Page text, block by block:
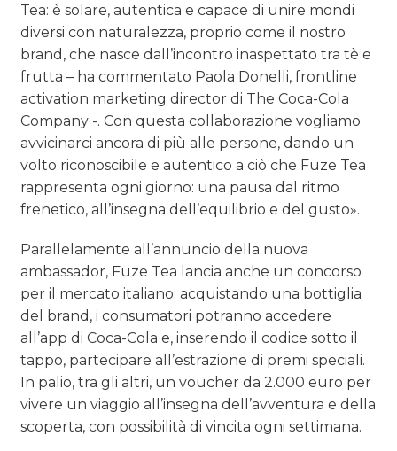
Tea: è solare, autentica e capace di unire mondi
diversi con naturalezza, proprio come il nostro
brand, che nasce dall’incontro inaspettato tra tè e
frutta – ha commentato Paola Donelli, frontline
activation marketing director di The Coca-Cola
Company -. Con questa collaborazione vogliamo
avvicinarci ancora di più alle persone, dando un
volto riconoscibile e autentico a ciò che Fuze Tea
rappresenta ogni giorno: una pausa dal ritmo
frenetico, all’insegna dell’equilibrio e del gusto».
Parallelamente all’annuncio della nuova
ambassador, Fuze Tea lancia anche un concorso
per il mercato italiano: acquistando una bottiglia
del brand, i consumatori potranno accedere
all’app di Coca-Cola e, inserendo il codice sotto il
tappo, partecipare all’estrazione di premi speciali.
In palio, tra gli altri, un voucher da 2.000 euro per
vivere un viaggio all’insegna dell’avventura e della
scoperta, con possibilità di vincita ogni settimana.